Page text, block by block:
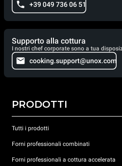
+39 049 736 06 51
Supporto alla cottura
I nostri chef corporate sono a tua
cooking.support@unox.com
PRODOTTI
Tutti i prodotti
Forni professionali combinati
Forni professionali a cottura accelerata